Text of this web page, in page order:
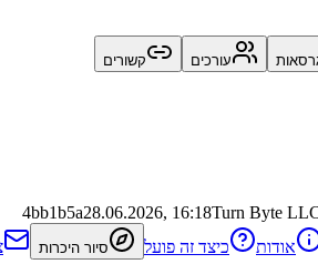
עורכים קשורים
4bb1b5a28.06.2026, 16:18
אודות כיצד זה פועל סיור היכרות